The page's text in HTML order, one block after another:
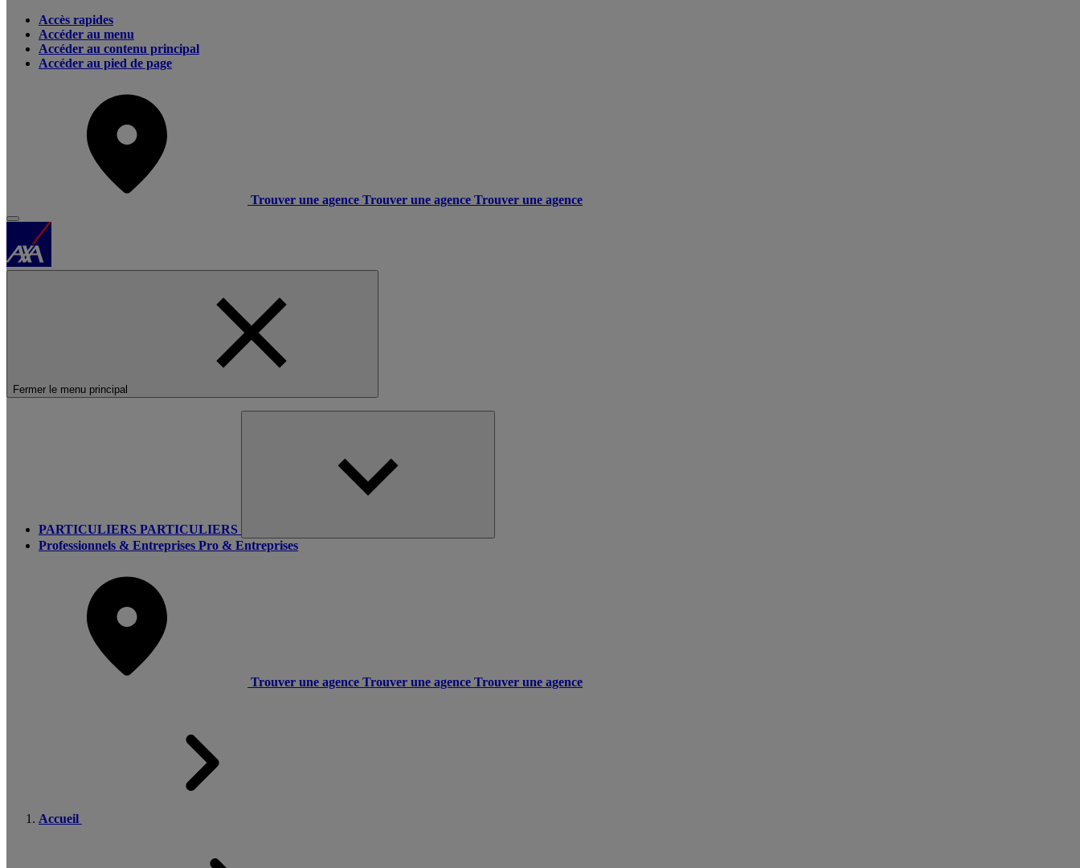
Accès rapides
Accéder au menu
Accéder au contenu principal
Accéder au pied de page
Trouver une agence Trouver une agence Trouver une agence
Fermer le menu principal
PARTICULIERS PARTICULIERS
Professionnels & Entreprises Pro & Entreprises
Trouver une agence Trouver une agence Trouver une agence
Accueil